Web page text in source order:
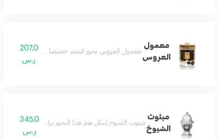
معمول
العروس
معمول العروس بخور صُمم خصيصاً لذكريات لا تنسى! مع 150 جرام من أفضل خلطات بودرة العود الممزوجة بعناية مع أفضل العطور الشرقيه يرافقك بأهم
207.0
ر.س
مبثوث
الشيوخ
مبثوث الشيوخ إستُل همَ هذا البخور برائحته السخيّة من
345.0
ر.س